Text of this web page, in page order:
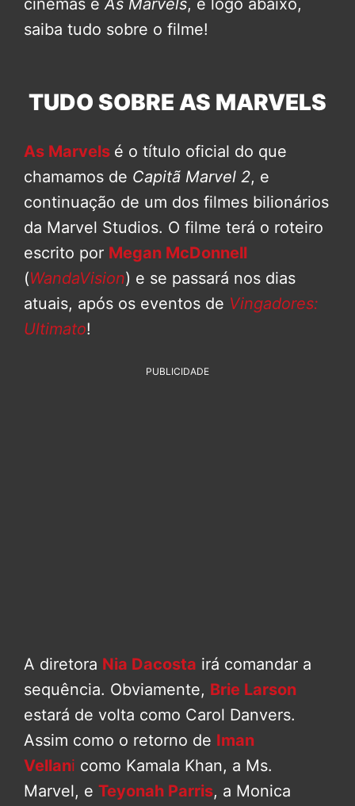
cinemas éAs Marvels, e logo abaixo,
saiba tudo sobre o filme!
TUDO SOBRE AS MARVELS
As Marvels é o título oficial do que
chamamos de Capitã Marvel 2, e
continuação de um dos filmes bilionários
da Marvel Studios. O filme terá o roteiro
escrito por Megan McDonnell
(WandaVision) e se passará nos dias
atuais, após os eventos de Vingadores:
Ultimato!
PUBLICIDADE
A diretora Nia Dacosta irá comandar a
sequência. Obviamente, Brie Larson
estará de volta como Carol Danvers.
Assim como o retorno de Iman
Vellani como Kamala Khan, a Ms.
Marvel, e Teyonah Parris, a Monica